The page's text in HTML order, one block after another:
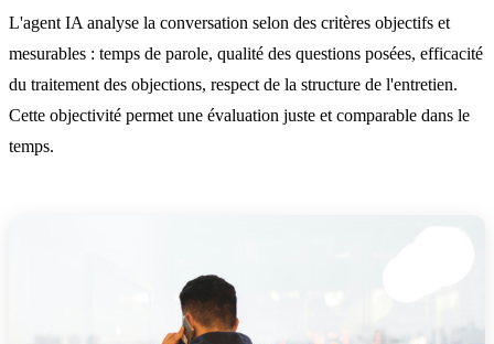
L'agent IA analyse la conversation selon des critères objectifs et
mesurables : temps de parole, qualité des questions posées, efficacité
du traitement des objections, respect de la structure de l'entretien.
Cette objectivité permet une évaluation juste et comparable dans le
temps.